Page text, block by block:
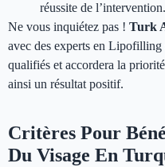
réussite de l’intervention.
Ne vous inquiétez pas ! Turk
avec des experts en
qualifiés et accordera la
ainsi un résultat positif.
Critères Pour
Du Visage En